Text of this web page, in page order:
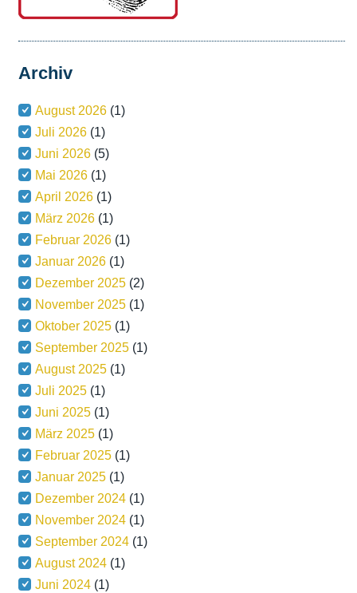
Archiv
August 2026 (1)
Juli 2026 (1)
Juni 2026 (5)
Mai 2026 (1)
April 2026 (1)
März 2026 (1)
Februar 2026 (1)
Januar 2026 (1)
Dezember 2025 (2)
November 2025 (1)
Oktober 2025 (1)
September 2025 (1)
August 2025 (1)
Juli 2025 (1)
Juni 2025 (1)
März 2025 (1)
Februar 2025 (1)
Januar 2025 (1)
Dezember 2024 (1)
November 2024 (1)
September 2024 (1)
August 2024 (1)
Juni 2024 (1)